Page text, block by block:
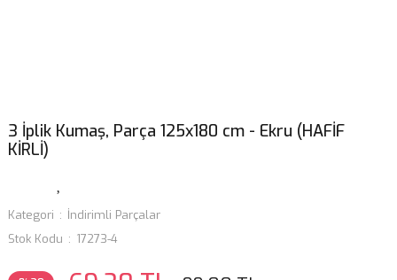
3 İplik Kumaş, Parça 125x180 cm - Ekru (HAFİF
KİRLİ)
Kategori
İndirimli Parçalar
Stok Kodu
17273-4